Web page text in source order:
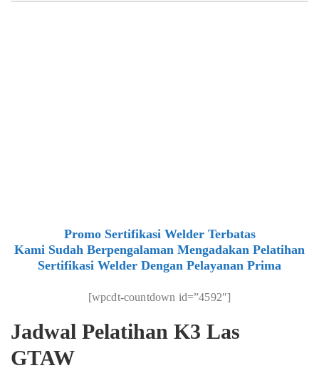
Promo Sertifikasi Welder Terbatas
Kami Sudah Berpengalaman Mengadakan Pelatihan
Sertifikasi Welder Dengan Pelayanan Prima
[wpcdt-countdown id=”4592″]
Jadwal Pelatihan K3 Las
GTAW